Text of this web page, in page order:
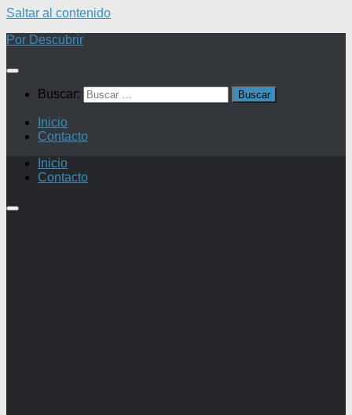
Saltar al contenido
Por Descubrir
Buscar:
Inicio
Contacto
Inicio
Contacto